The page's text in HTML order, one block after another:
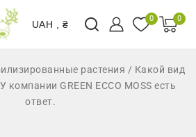
UAH , ₴
0 0
растения / Какой вид
компании GREEN ECCO MOSS есть
ответ.